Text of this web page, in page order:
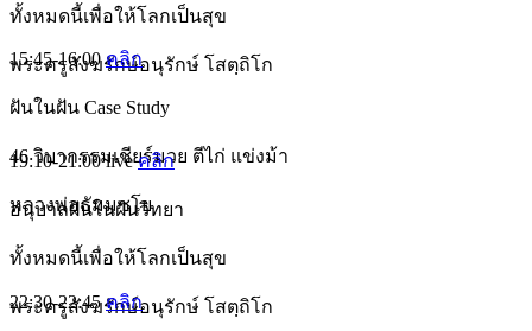
ทั้งหมดนี้เพื่อให้โลกเป็นสุข
พระครูสังฆรักษ์อนุรักษ์ โสตฺถิโก
15:45-16:00คลิก
ฝันในฝัน Case Study
46 วิบากรรมเชียร์มวย ตีไก่ แข่งม้า
หลวงพ่อธัมมชโย
19:10-21:00live คลิก
อนุบาลฝันในฝันวิทยา
ทั้งหมดนี้เพื่อให้โลกเป็นสุข
พระครูสังฆรักษ์อนุรักษ์ โสตฺถิโก
22:30-22:45คลิก